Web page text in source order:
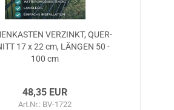
VER­ZINKT, QUER­
17 x 22 cm, LÄN­GEN 50 -
100 cm
48,35 EUR
Art.Nr.: BV-1722